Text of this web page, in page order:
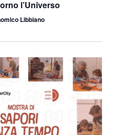
l’Universo
Libbiano